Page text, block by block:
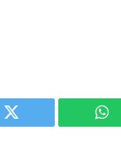
Twitter